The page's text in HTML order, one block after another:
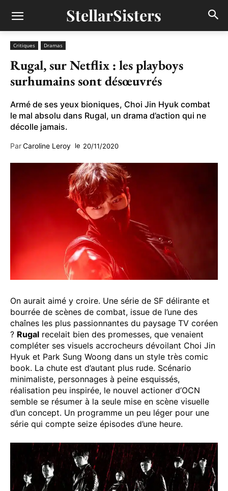
StellarSisters
Critiques Dramas
Rugal, sur Netflix : les playboys
surhumains sont désœuvrés
Armé de ses yeux bioniques, Choi Jin Hyuk combat
le mal absolu dans Rugal, un drama d’action qui ne
décolle jamais.
ParCaroline Leroy le 20/11/2020
On aurait aimé y croire. Une série de SF délirante et
bourrée de scènes de combat, issue de l’une des
chaînes les plus passionnantes du paysage TV coréen
? Rugal recelait bien des promesses, que venaient
compléter ses visuels accrocheurs dévoilant Choi Jin
Hyuk et Park Sung Woong dans un style très comic
book. La chute est d’autant plus rude. Scénario
minimaliste, personnages à peine esquissés,
réalisation peu inspirée, le nouvel actioner d’OCN
semble se résumer à la seule mise en scène visuelle
d’un concept. Un programme un peu léger pour une
série qui compte seize épisodes d’une heure.